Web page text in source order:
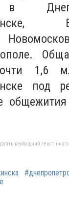
1,6
под
необхідний текст і